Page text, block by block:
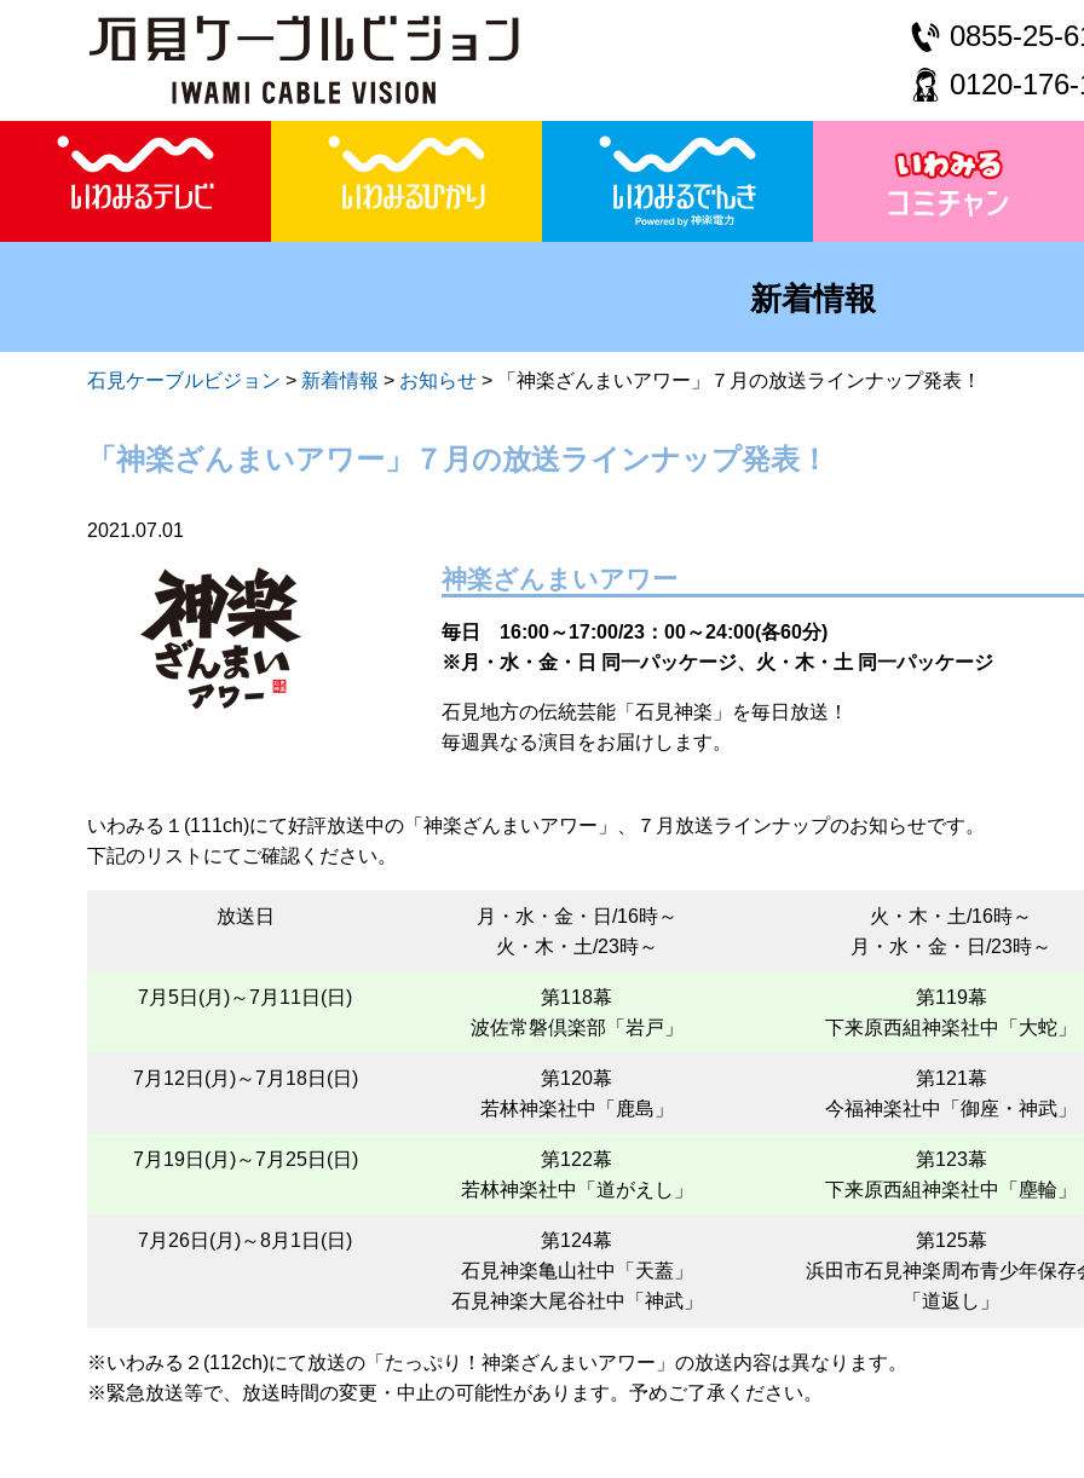
0855-25-
0120-
新着情報
石見ケーブルビジョン > 新着情報 > お知らせ > 「神楽ざんまいアワー」７月の放送ラインナップ発表！
「神楽ざんまいアワー」７月の放送ラインナップ発表！
2021.07.01
神楽ざんまいアワー
毎日 16:00～17:00/23：00～24:00(各60分)
※月・水・金・日 同一パッケージ、火・木・土 同一パッケージ
石見地方の伝統芸能「石見神楽」を毎日放送！
毎週異なる演目をお届けします。
いわみる１(111ch)にて好評放送中の「神楽ざんまいアワー」、７月放送ラインナップのお知らせです。
下記のリストにてご確認ください。
放送日
月・水・金・日/16時～
火・木・土/23時～
火・木・土/16時～
月・水・金・日/23時～
7月5日(月)～7月11日(日)
第118幕
波佐常磐倶楽部「岩戸」
第119幕
下来原西組神楽社中「大蛇」
7月12日(月)～7月18日(日)
第120幕
若林神楽社中「鹿島」
第121幕
今福神楽社中「御座・神武」
7月19日(月)～7月25日(日)
第122幕
若林神楽社中「道がえし」
第123幕
下来原西組神楽社中「塵輪」
7月26日(月)～8月1日(日)
第124幕
石見神楽亀山社中「天蓋」
石見神楽大尾谷社中「神武」
第125幕
浜田市石見神楽周布青少年保存
「道返し」
※いわみる２(112ch)にて放送の「たっぷり！神楽ざんまいアワー」の放送内容は異なります。
※緊急放送等で、放送時間の変更・中止の可能性があります。予めご了承ください。